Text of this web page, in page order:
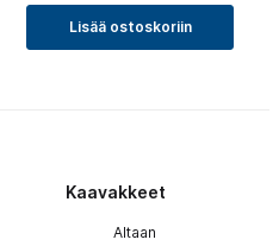
Lisää ostoskoriin
Kaavakkeet
Altaan